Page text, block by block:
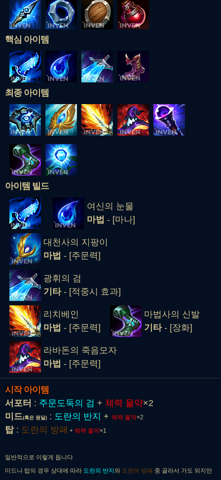
핵심 아이템
최종 아이템
아이템 빌드
여신의 눈물
마법 - [마나]
대천사의 지팡이
마법 - [주문력]
광휘의 검
기타- [적중시 효과]
리치베인
마법 - [주문력]
마법사의 신발
기타- [장화]
라바돈의 죽음모자
마법 - [주문력]
시작 아이템
서포터 : 주문도둑의 검 + 체력 물약×2
미드(혹은 원딜) : 도란의 반지 + 체력 물약×2
탑: 도란의 방패 + 체력 물약×1
일반적으로 이렇게 듭니다
미드나 탑의 경우 상대에 따라 도란의 반지 와 도란의 방패 중 골라서 가도 되지만